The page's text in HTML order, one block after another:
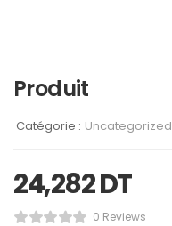
Produit
Catégorie : Uncategorized
24,282DT
0 Reviews